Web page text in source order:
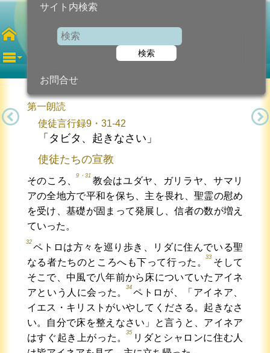
サイト内検索
検索
お問合せ
第3土曜日復活節
第一朗読
使徒言行録9・31-42
「タビタ、起きなさい」
使徒たちの宣教
そのころ、
9・31
教会はユダヤ、ガリラヤ、サマリ
アの全地方で平和を保ち、主を畏れ、聖霊の慰め
を受け、基礎が固まって発展し、信者の数が増え
ていった。
32
ペトロは方々を巡り歩き、リダに住んでいる聖
なる者たちのところへも下って行った。
33
そして
そこで、中風で八年前から床についていたアイネ
アという人に会った。
34
ペトロが、「アイネア、
イエス・キリストがいやしてくださる。起きなさ
い。自分で床を整えなさい」と言うと、アイネア
はすぐ起き上がった。
35
リダとシャロンに住む人